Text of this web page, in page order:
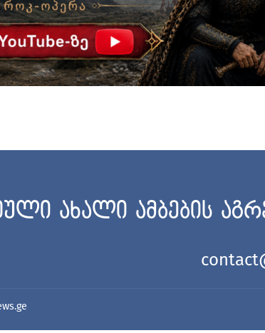
ახალი ამბების